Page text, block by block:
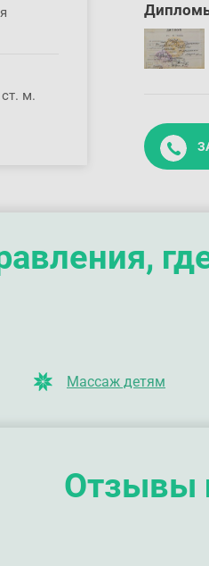
м.
Массаж детям
Отзывы